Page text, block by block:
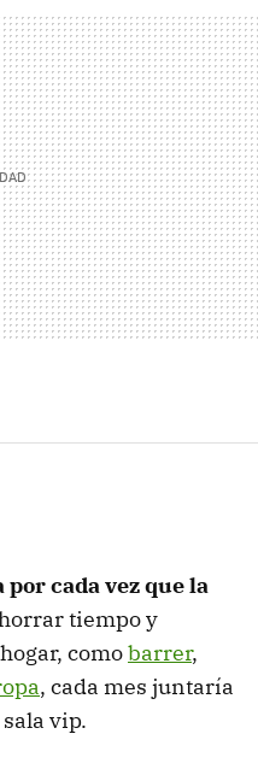
MAIL
cada vez que la
tiempo y
comobarrer,
, cada mes juntaría
vip.